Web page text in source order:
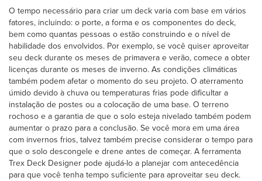
O tempo necessário para criar um deck varia com base em vários
fatores, incluindo: o porte, a forma e os componentes do deck,
bem como quantas pessoas o estão construindo e o nível de
habilidade dos envolvidos. Por exemplo, se você quiser aproveitar
seu deck durante os meses de primavera e verão, comece a obter
licenças durante os meses de inverno. As condições climáticas
também podem afetar o momento do seu projeto. O aterramento
úmido devido à chuva ou temperaturas frias pode dificultar a
instalação de postes ou a colocação de uma base. O terreno
rochoso e a garantia de que o solo esteja nivelado também podem
aumentar o prazo para a conclusão. Se você mora em uma área
com invernos frios, talvez também precise considerar o tempo para
que o solo descongele e drene antes de começar. A ferramenta
Trex Deck Designer pode ajudá-lo a planejar com antecedência
para que você tenha tempo suficiente para aproveitar seu deck.